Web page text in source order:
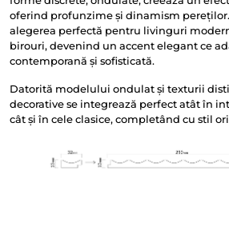
oferind profunzime și dinamism
alegerea perfectă pentru livinguri
birouri, devenind un accent elegant ce
contemporană și sofisticată.
Datorită modelului ondulat și texturii
decorative se integrează perfect atât în
cât și în cele clasice, completând cu stil